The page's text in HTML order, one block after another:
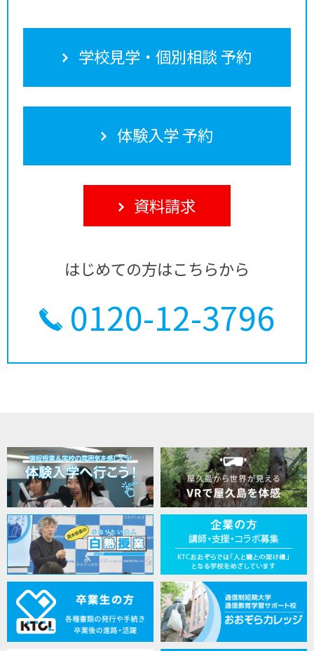
学校見学・個別相談 予約
体験入学 予約
資料請求
はじめての方はこちらから
0120-12-3796